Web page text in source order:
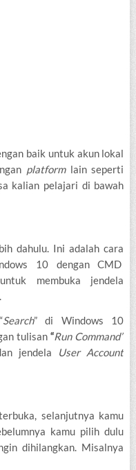
baik untuk akun lokal
platform lain seperti
kalian pelajari di bawah
dahulu. Ini adalah cara
10 dengan CMD
membuka jendela
Search” di Windows 10
tulisan “Run Command”
jendela User Account
selanjutnya kamu
kamu pilih dulu
dihilangkan. Misalnya